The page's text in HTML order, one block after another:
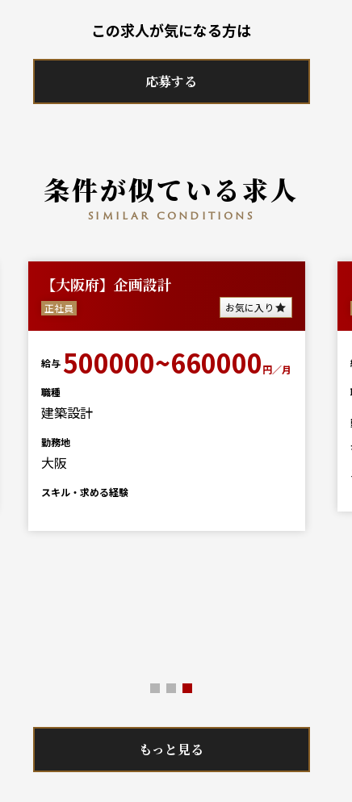
この求人が気になる方は
応募する
条件が似ている求人
similar conditions
【大阪府】企画設計
正社員 お気に入り
給与 500000~660000円／月
職種
建築設計
勤務地
大阪
スキル・求める経験
もっと見る